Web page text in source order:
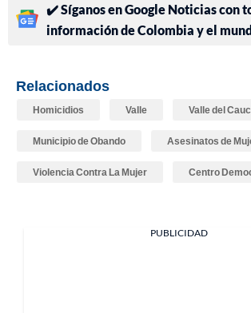
✔️ Síganos en Google Noticias con
información de Colombia y el
Relacionados
Homicidios Valle Valle del
Municipio de Obando Asesinatos de
Violencia Contra La Mujer Centro
PUBLICIDAD